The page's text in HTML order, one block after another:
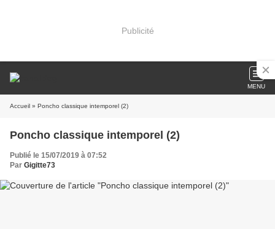
Publicité
MENU
Accueil » Poncho classique intemporel (2)
Poncho classique intemporel (2)
Publié le 15/07/2019 à 07:52
Par Gigitte73